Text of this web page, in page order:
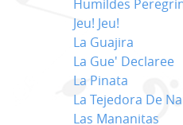
Humildes
Jeu! Jeu!
La Guajira
La Gue' Declaree
La Pinata
La Tejedora De
Las Mananitas